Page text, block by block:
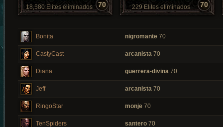
18,580 Elites eliminados 70 229 Elites eliminados 70
Bonita nigromante 70
CastyCast arcanista 70
Diana guerrera-divina 70
Jeff arcanista 70
RingoStar monje 70
TenSpiders santero 70